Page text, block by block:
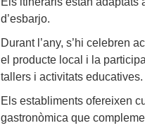
d’esbarjo.
Durant l’any, s’hi celebren
el producte local i la
tallers i activitats educatives.
Els establiments ofereixen
gastronòmica que